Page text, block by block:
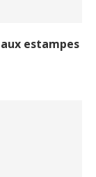
estampes